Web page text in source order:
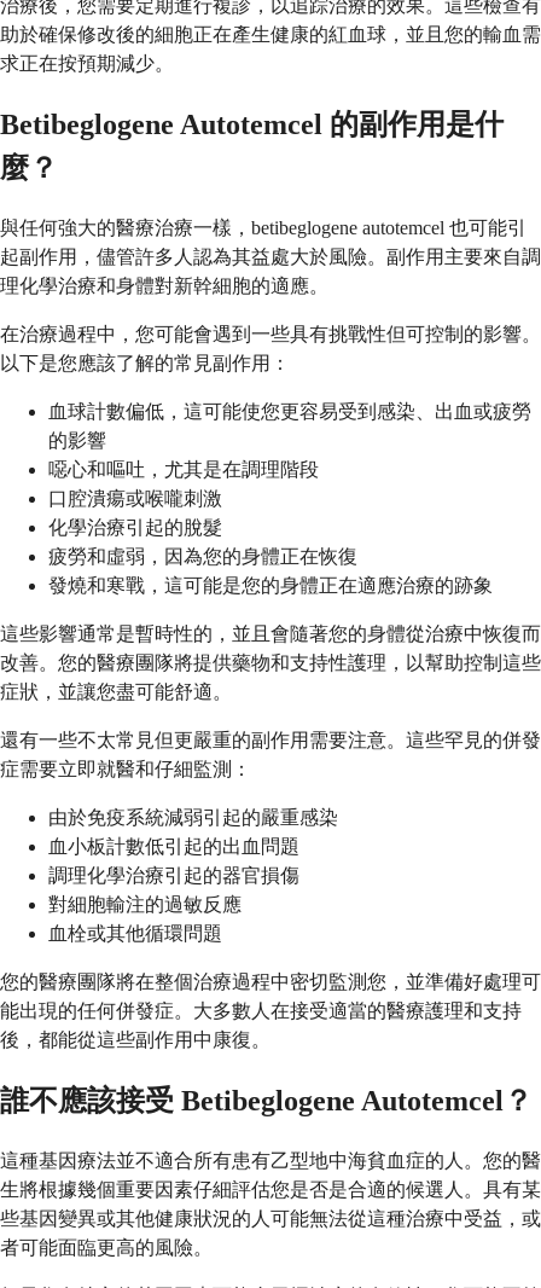
治療後，您需要定期進行複診，以追踪治療的效果。這些檢查有
助於確保修改後的細胞正在產生健康的紅血球，並且您的輸血需
求正在按預期減少。
Betibeglogene Autotemcel 的副作用是什
麼？
與任何強大的醫療治療一樣，betibeglogene autotemcel 也可能引
起副作用，儘管許多人認為其益處大於風險。副作用主要來自調
理化學治療和身體對新幹細胞的適應。
在治療過程中，您可能會遇到一些具有挑戰性但可控制的影響。
以下是您應該了解的常見副作用：
血球計數偏低，這可能使您更容易受到感染、出血或疲勞
的影響
噁心和嘔吐，尤其是在調理階段
口腔潰瘍或喉嚨刺激
化學治療引起的脫髮
疲勞和虛弱，因為您的身體正在恢復
發燒和寒戰，這可能是您的身體正在適應治療的跡象
這些影響通常是暫時性的，並且會隨著您的身體從治療中恢復而
改善。您的醫療團隊將提供藥物和支持性護理，以幫助控制這些
症狀，並讓您盡可能舒適。
還有一些不太常見但更嚴重的副作用需要注意。這些罕見的併發
症需要立即就醫和仔細監測：
由於免疫系統減弱引起的嚴重感染
血小板計數低引起的出血問題
調理化學治療引起的器官損傷
對細胞輸注的過敏反應
血栓或其他循環問題
您的醫療團隊將在整個治療過程中密切監測您，並準備好處理可
能出現的任何併發症。大多數人在接受適當的醫療護理和支持
後，都能從這些副作用中康復。
誰不應該接受 Betibeglogene Autotemcel？
這種基因療法並不適合所有患有乙型地中海貧血症的人。您的醫
生將根據幾個重要因素仔細評估您是否是合適的候選人。具有某
些基因變異或其他健康狀況的人可能無法從這種治療中受益，或
者可能面臨更高的風險。